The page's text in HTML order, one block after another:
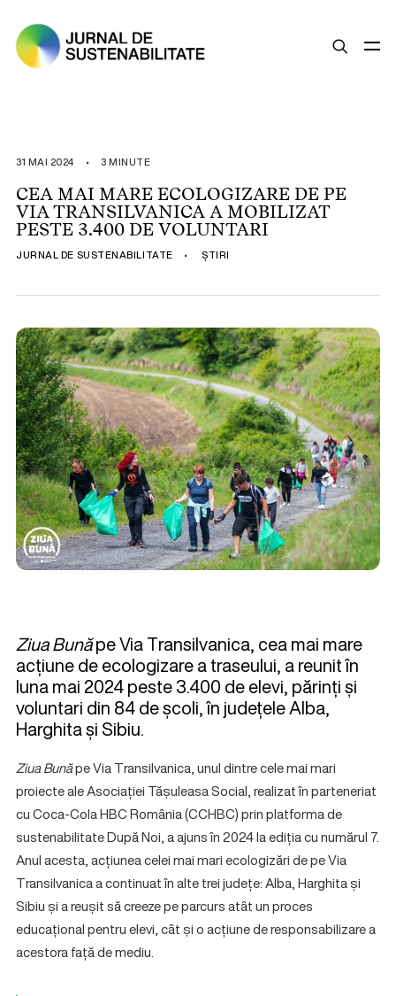
ȘTIRI
OPINII
ESG
COMPANII SUSTENABILE
31 MAI 2024 • 3 MINUTE
CEA MAI MARE ECOLOGIZARE DE PE
VIA TRANSILVANICA A MOBILIZAT
PESTE 3.400 DE VOLUNTARI
JURNAL DE SUSTENABILITATE • ȘTIRI
Ziua Bunăpe Via Transilvanica, cea mai mare
acțiune de ecologizare a traseului, a reunit în
luna mai 2024 peste 3.400 de elevi, părinți și
voluntari din 84 de școli, în județele Alba,
Harghita și Sibiu.
Ziua Bunăpe Via Transilvanica,unul dintre cele mai mari
proiecte ale Asociației Tășuleasa Social, realizat în parteneriat
cu Coca-Cola HBC România (CCHBC) prin platforma de
sustenabilitateDupă Noi,a ajuns în 2024 la ediția cu numărul 7.
Anul acesta, acțiunea celei mai mari ecologizări de pe Via
Transilvanica a continuat în alte trei județe: Alba, Harghita și
Sibiu și a reușit să creeze pe parcurs atât un proces
educațional pentru elevi, cât și o acțiune de responsabilizare a
acestora față de mediu.